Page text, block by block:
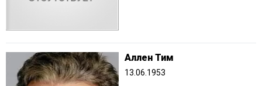
Аллен Тим
13.06.1953